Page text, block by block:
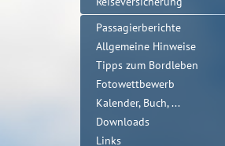
Passagierberichte
Allgemeine Hinweise
Tipps zum Bordleben
Fotowettbewerb
Kalender, Buch, ...
Downloads
Links